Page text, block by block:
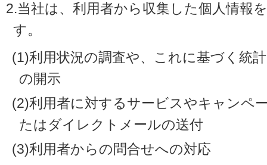
2.当社は、利用者から収集した個人情報
す。
(1)利用状況の調査や、これに基づく統
の開示
(2)利用者に対するサービスやキャンペ
たはダイレクトメールの送付
(3)利用者からの問合せへの対応